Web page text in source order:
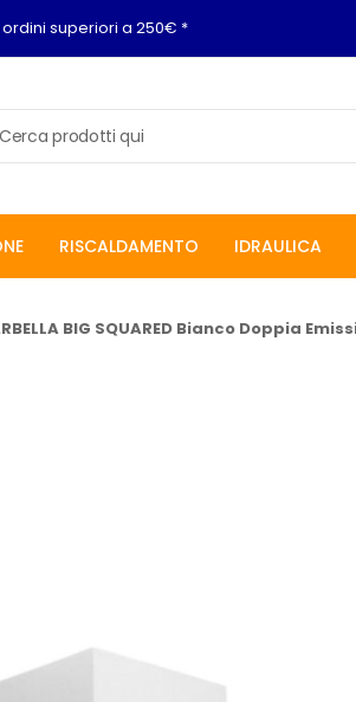
superiori a 250€ *
RISCALDAMENTO IDRAULICA
BIG SQUARED Bianco Doppia